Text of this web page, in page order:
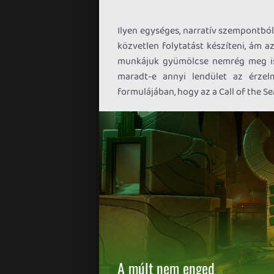
Ilyen egységes, narratív
közvetlen folytatást készíteni, ám
munkájuk gyümölcse nemrég meg
maradt-e annyi lendület az
formulájában, hogy az a Call of the
A múlt nem enged